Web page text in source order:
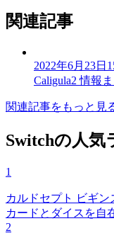
関連記事
2022年6月23日
Caligula2 情報
関連記事をもっと見
Switchの人気
1
カルドセプト ビギン
カードとダイスを自
2